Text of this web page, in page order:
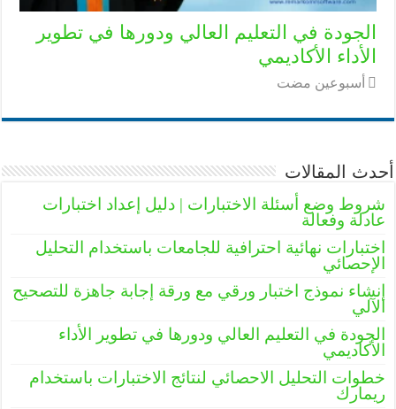
الجودة في التعليم العالي ودورها في تطوير
الأداء الأكاديمي
‏أسبوعين مضت
أحدث المقالات
شروط وضع أسئلة الاختبارات | دليل إعداد اختبارات
عادلة وفعالة
اختبارات نهائية احترافية للجامعات باستخدام التحليل
الإحصائي
إنشاء نموذج اختبار ورقي مع ورقة إجابة جاهزة للتصحيح
الآلي
الجودة في التعليم العالي ودورها في تطوير الأداء
الأكاديمي
خطوات التحليل الاحصائي لنتائج الاختبارات باستخدام
ريمارك